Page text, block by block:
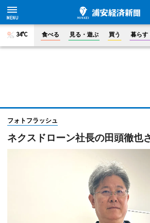
34°C 食べる 見る・遊ぶ 買う 暮らす
フォトフラッシュ
ネクスドローン社長の田頭徹也